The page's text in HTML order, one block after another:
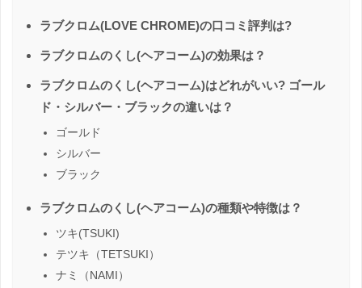
ラブクロム(LOVE CHROME)の口コミ評判は?
ラブクロムのくし(ヘアコーム)の効果は？
ラブクロムのくし(ヘアコーム)はどれがいい? ゴール
ド・シルバー・ブラックの違いは？
ゴールド
シルバー
ブラック
ラブクロムのくし(ヘアコーム)の種類や特徴は？
ツキ(TSUKI)
テツキ（TETSUKI）
ナミ（NAMI）